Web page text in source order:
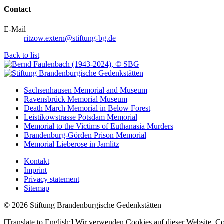
Contact
E-Mail
ritzow.extern@stiftung-bg.de
Back to list
Sachsenhausen Memorial and Museum
Ravensbrück Memorial Museum
Death March Memorial in Below Forest
Leistikowstrasse Potsdam Memorial
Memorial to the Victims of Euthanasia Murders
Brandenburg-Görden Prison Memorial
Memorial Lieberose in Jamlitz
Kontakt
Imprint
Privacy statement
Sitemap
© 2026 Stiftung Brandenburgische Gedenkstätten
[Translate to English:] Wir verwenden Cookies auf dieser Website.